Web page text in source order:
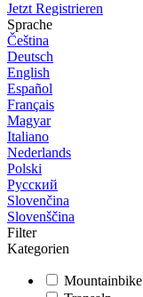
Jetzt Registrieren
Sprache
Čeština
Deutsch
English
Español
Français
Magyar
Italiano
Nederlands
Polski
Русский
Slovenčina
Slovenščina
Filter
Kategorien
Mountainbike